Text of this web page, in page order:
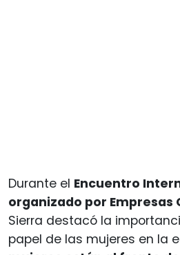
Durante el Encuentro
organizado por Empresas
Sierra destacó la
papel de las mujeres en la